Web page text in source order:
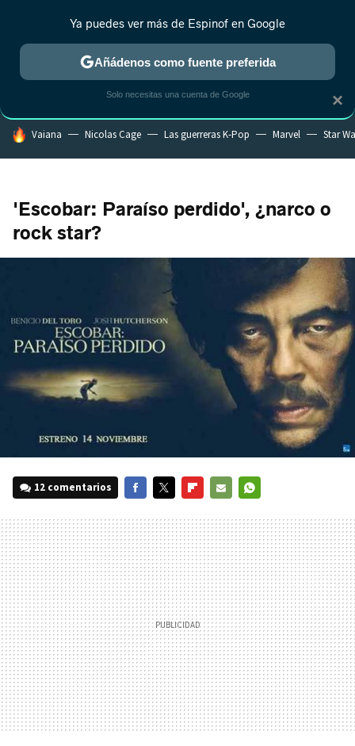
ESTRENOS REALITY ANIME RANKINGS CINE
HOY SE HABLA DE
Vaiana Nicolas Cage Las guerreras K-Pop Marvel Star
'Escobar: Paraíso perdido', ¿narco o
rock star?
12 comentarios
MAIL
×
Ya puedes ver más de Espinof en Google
Añádenos como fuente preferida
Solo necesitas una cuenta de Google